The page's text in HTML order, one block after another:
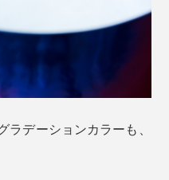
デーションカラーも、